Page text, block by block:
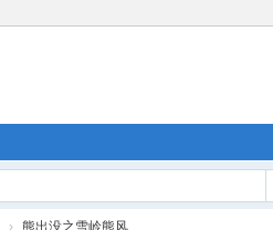
› 熊出没之雪岭熊风